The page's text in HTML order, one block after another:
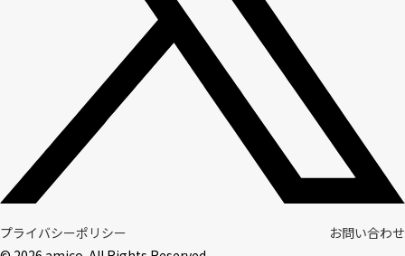
プライバシーポリシー
お問い合わせ